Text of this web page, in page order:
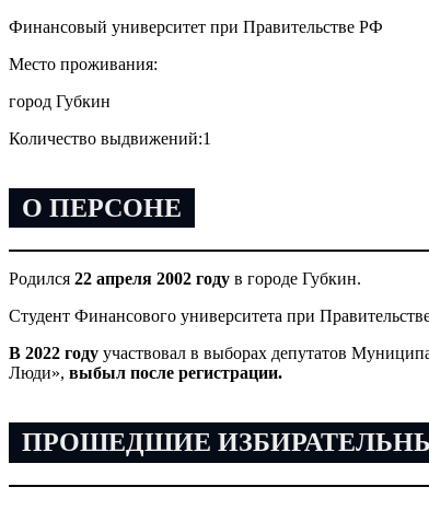
Финансовый университет при Правительстве РФ
Место проживания:
город Губкин
Количество выдвижений:1
О ПЕРСОНЕ
Родился 22 апреля 2002 году в городе Губкин.
Студент Финансового университета при
В 2022 году участвовал в выборах депутатов
Люди», выбыл после регистрации.
ПРОШЕДШИЕ